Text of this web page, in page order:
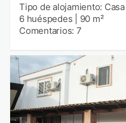
Tipo de alojamiento: Casa
6 huéspedes
90 m²
Comentarios: 7